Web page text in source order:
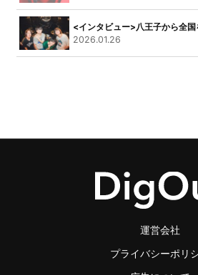
<インタビュー>八王子から全
2026.01.26
運営会社
プライバシーポリ